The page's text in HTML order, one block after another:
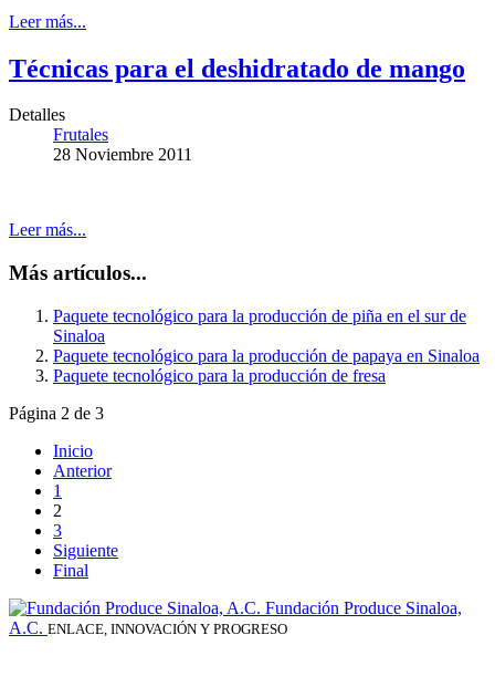
Leer más...
Técnicas para el deshidratado de mango
Detalles
Frutales
28 Noviembre 2011
Leer más...
Más artículos...
Paquete tecnológico para la producción de piña en el sur de
Sinaloa
Paquete tecnológico para la producción de papaya en Sinaloa
Paquete tecnológico para la producción de fresa
Página 2 de 3
Inicio
Anterior
1
2
3
Siguiente
Final
Fundación Produce Sinaloa,
A.C. ENLACE, INNOVACIÓN Y PROGRESO